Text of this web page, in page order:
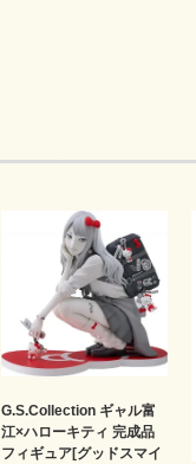
G.S.Collection ギャル富
江×ハローキティ 完成品
フィギュア[グッドスマイ